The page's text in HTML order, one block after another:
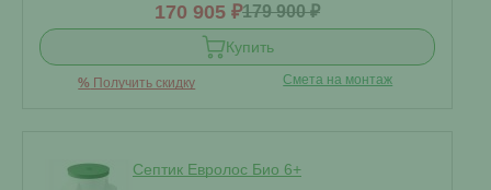
170 905 ₽179 900 ₽
Купить
% Получить скидку Смета на монтаж
Септик Евролос Био 6+